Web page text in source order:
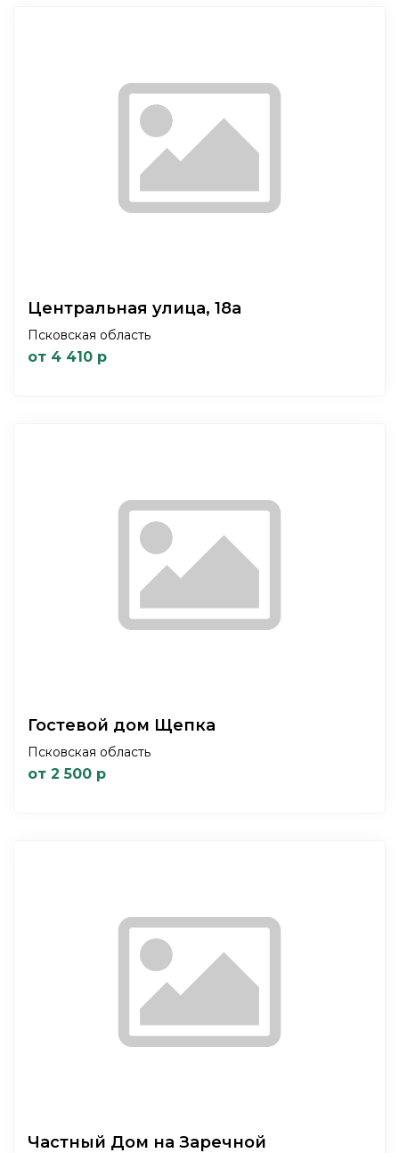
Центральная улица, 18а
Псковская область
от 4 410 р
Гостевой дом Щепка
Псковская область
от 2 500 р
Частный Дом на Заречной